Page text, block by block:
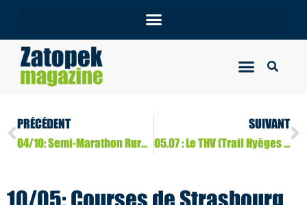
PRÉCÉDENT
04/10: Semi-Marathon Rural Kutxa de Saint-Sébastien (nord de l’Espagne)
SUIVANT
05.07 : Le THV (Trail Hyèges Verdon) entre en gare
10/05: Courses de Strasbourg